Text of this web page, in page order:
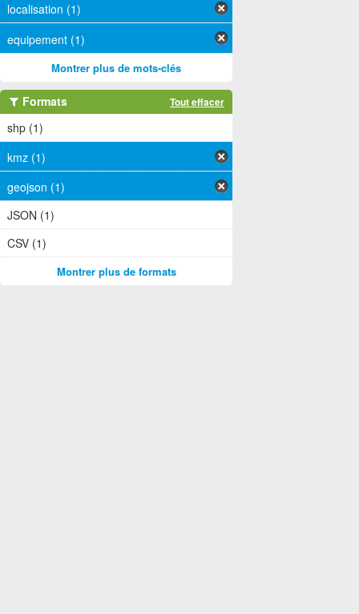
localisation (1)
equipement (1)
Montrer plus de mots-clés
Formats Tout effacer
shp (1)
kmz (1)
geojson (1)
JSON (1)
CSV (1)
Montrer plus de formats